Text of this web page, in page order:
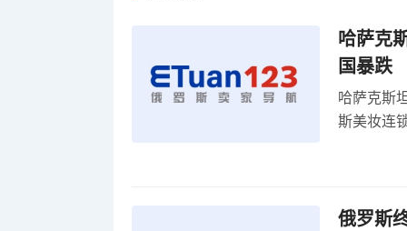
哈萨克
国暴跌
哈萨克斯
斯美妆连
俄罗斯